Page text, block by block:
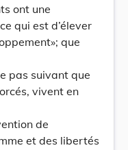
ont une
qui est d’élever
que
pas suivant que
vivent en
de
et des libertés